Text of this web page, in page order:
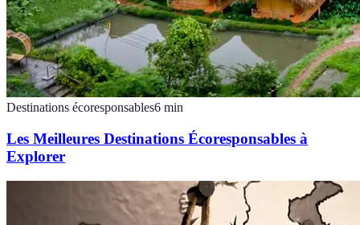
Destinations écoresponsables6 min
Les Meilleures Destinations Écoresponsables à
Explorer